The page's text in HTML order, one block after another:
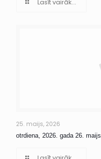
Lasīt vairāk...
25. maijs, 2026
otrdiena, 2026. gada 26. maijs